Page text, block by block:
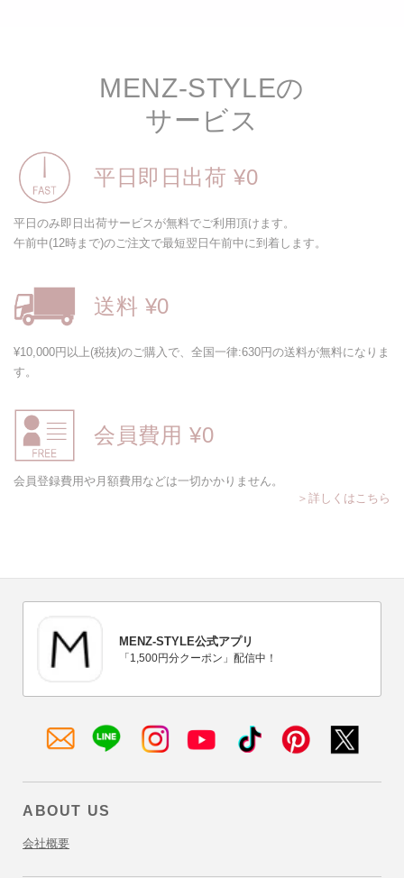
MENZ-STYLEの
サービス
平日即日出荷 ¥0
平日のみ即日出荷サービスが無料でご利用頂けます。
午前中(12時まで)のご注文で最短翌日午前中に到着します。
送料 ¥0
¥10,000円以上(税抜)のご購入で、全国一律:630円の送料が無料になりま
す。
会員費用 ¥0
会員登録費用や月額費用などは一切かかりません。
＞詳しくはこちら
MENZ-STYLE公式アプリ
「1,500円分クーポン」配信中！
メ
マ
登
録
LINE InstagramYouTubeTikTok Pinterest X
ABOUT US
会社概要